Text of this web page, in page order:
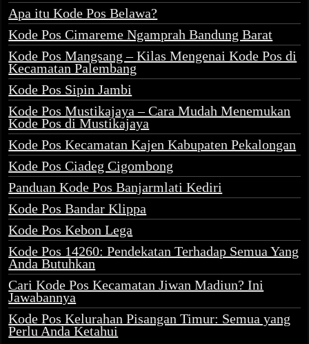
Apa itu Kode Pos Belawa?
Kode Pos Cimareme Ngamprah Bandung Barat
Kode Pos Mangsang – Kilas Mengenai Kode Pos di
Kecamatan Palembang
Kode Pos Sipin Jambi
Kode Pos Mustikajaya – Cara Mudah Menemukan
Kode Pos di Mustikajaya
Kode Pos Kecamatan Kajen Kabupaten Pekalongan
Kode Pos Ciadeg Cigombong
Panduan Kode Pos Banjarmlati Kediri
Kode Pos Bandar Klippa
Kode Pos Kebon Lega
Kode Pos 14260: Pendekatan Terhadap Semua Yang
Anda Butuhkan
Cari Kode Pos Kecamatan Jiwan Madiun? Ini
Jawabannya
Kode Pos Kelurahan Pisangan Timur: Semua yang
Perlu Anda Ketahui